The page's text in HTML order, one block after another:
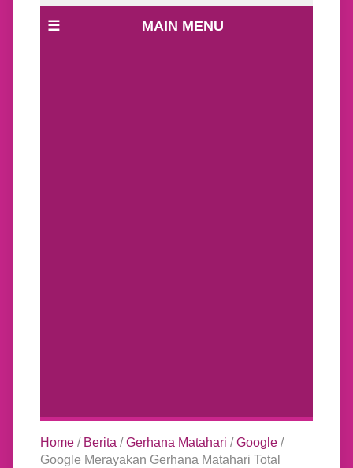
☰ MAIN MENU
Home/ Berita /Gerhana Matahari /Google/
Google Merayakan Gerhana Matahari Total